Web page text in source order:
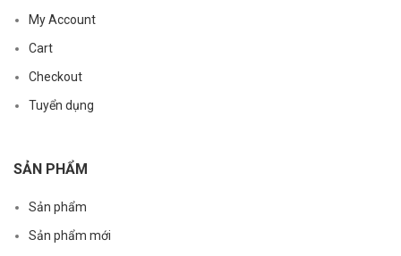
My Account
Cart
Checkout
Tuyển dụng
SẢN PHẨM
Sản phẩm
Sản phẩm mới